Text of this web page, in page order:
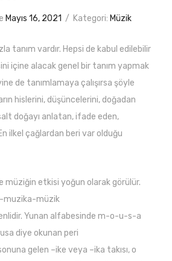
Mayıs 16, 2021 / Kategori: Müzik
tanım vardır. Hepsi de kabul edilebilir
içine alacak genel bir tanım yapmak
de tanımlamaya çalışırsa şöyle
hislerini, düşüncelerini, doğadan
doğayı anlatan, ifade eden,
ilkel çağlardan beri var olduğu
müziğin etkisi yoğun olarak görülür.
muzika-müzik
Yunan alfabesinde m-o-u-s-a
diye okunan peri
gelen –ike veya –ika takısı, o